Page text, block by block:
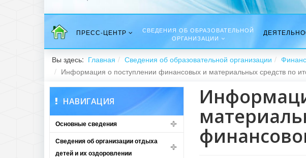
ПРЕСС-ЦЕНТР
СВЕДЕНИЯ ОБ ОБРАЗОВАТЕЛЬНОЙ
ОРГАНИЗАЦИИ
Вы здесь: Главная Сведения об образовательной организации
Информация о поступлении финансовых и материальных средств по
НАВИГАЦИЯ
Основные сведения
Сведения об организации отдыха
детей и их оздоровлении